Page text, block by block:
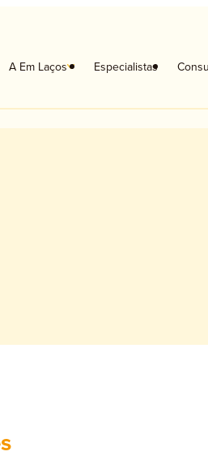
A Em Laços Especialistas
Terapia